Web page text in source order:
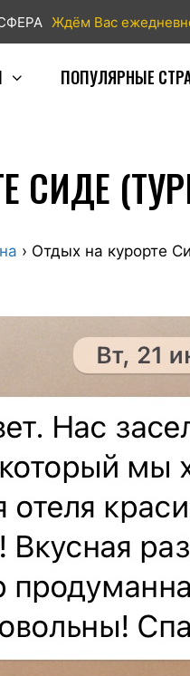
Ждём Вас
ПОПУЛЯРНЫЕ
СИДЕ
› Отдых на курорте